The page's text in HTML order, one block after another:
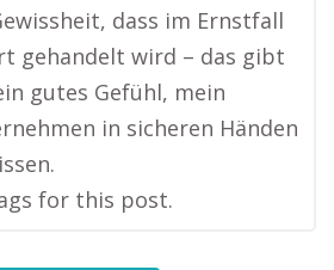
dass im Ernstfall
gehandelt wird – das gibt
gutes Gefühl, mein
in sicheren Händen
for this post.